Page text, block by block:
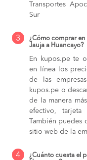
Transportes
Sur
3
¿Cómo comprar en
Jauja a Huancayo?
En kupos.pe te
en línea los
de las
kupos.pe o
de la manera
efectivo,
También puedes
sitio web de la
4
¿Cuánto cuesta el